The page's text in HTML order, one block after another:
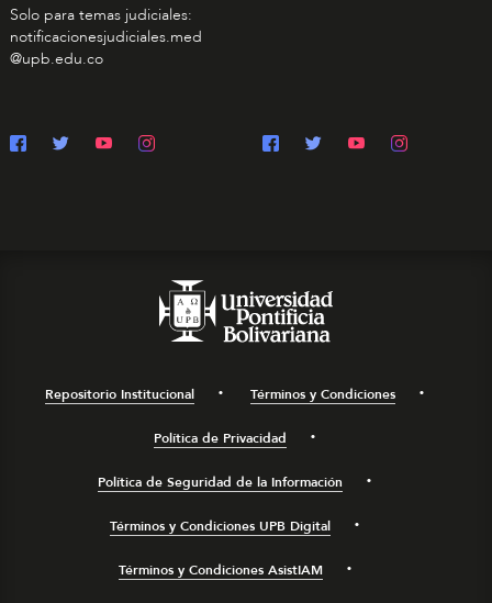
Solo para temas judiciales:
notificacionesjudiciales.med
@upb.edu.co
Repositorio Institucional Términos y Condiciones
Política de Privacidad
Política de Seguridad de la Información
Términos y Condiciones UPB Digital
Términos y Condiciones AsistIAM